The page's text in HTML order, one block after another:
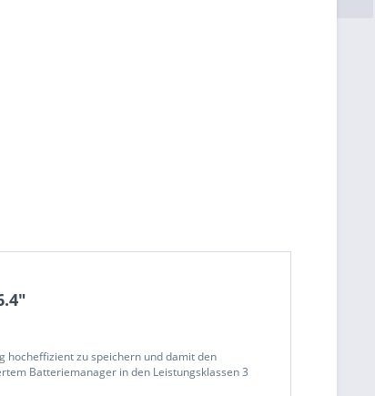
zu speichern und damit den
Batteriemanager in den Leistungsklassen 3